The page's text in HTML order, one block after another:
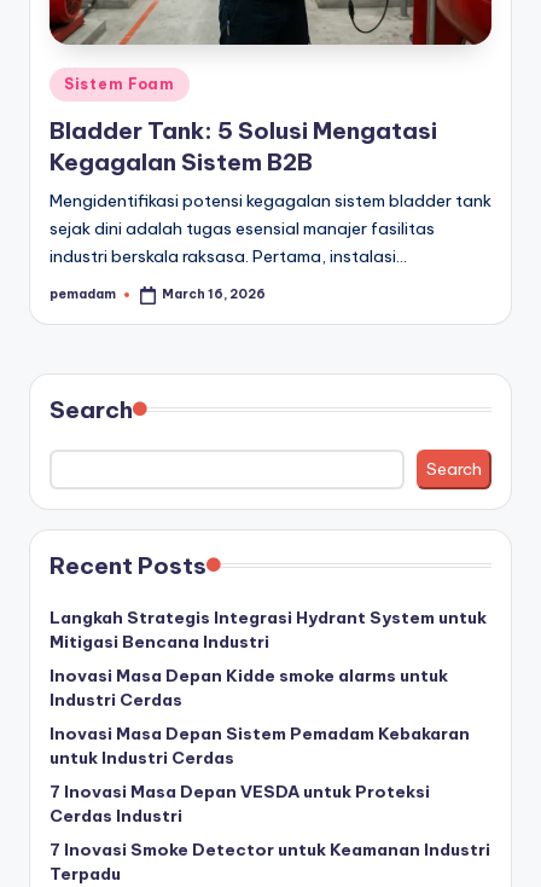
Posted
in
Sistem Foam
Bladder Tank: 5 Solusi Mengatasi
Kegagalan Sistem B2B
Mengidentifikasi potensi kegagalan sistem bladder tank
sejak dini adalah tugas esensial manajer fasilitas
industri berskala raksasa. Pertama, instalasi…
Posted
pemadam March 16, 2026
Search
Search
Recent Posts
Langkah Strategis Integrasi Hydrant System untuk
Mitigasi Bencana Industri
Inovasi Masa Depan Kidde smoke alarms untuk
Industri Cerdas
Inovasi Masa Depan Sistem Pemadam Kebakaran
untuk Industri Cerdas
7 Inovasi Masa Depan VESDA untuk Proteksi
Cerdas Industri
7 Inovasi Smoke Detector untuk Keamanan Industri
Terpadu